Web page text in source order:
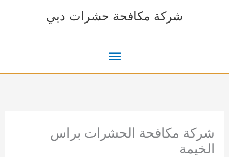
شركة مكافحة حشرات دبي
القائمة
شركة مكافحة الحشرات براس
الخيمة